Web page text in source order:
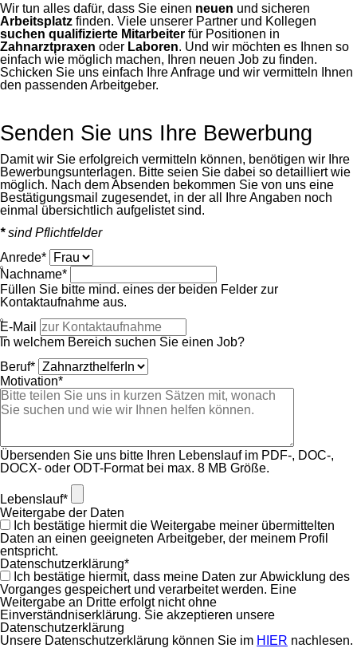
Wir tun alles dafür, dass Sie einen neuen und sicheren
Arbeitsplatz finden. Viele unserer Partner und Kollegen
suchen qualifizierte Mitarbeiter für Positionen in
Zahnarztpraxen oder Laboren. Und wir möchten es Ihnen so
einfach wie möglich machen, Ihren neuen Job zu finden.
Schicken Sie uns einfach Ihre Anfrage und wir vermitteln Ihnen
den passenden Arbeitgeber.
Senden Sie uns Ihre Bewerbung
Damit wir Sie erfolgreich vermitteln können, benötigen wir Ihre
Bewerbungsunterlagen. Bitte seien Sie dabei so detailliert wie
möglich. Nach dem Absenden bekommen Sie von uns eine
Bestätigungsmail zugesendet, in der all Ihre Angaben noch
einmal übersichtlich aufgelistet sind.
*sind Pflichtfelder
Pflichtfeld
Anrede*
Pflichtfeld
Nachname*
Füllen Sie bitte mind. eines der beiden Felder zur
Kontaktaufnahme aus.
E-Mail
In welchem Bereich suchen Sie einen Job?
Pflichtfeld
Beruf*
Pflichtfeld
Motivation*
Übersenden Sie uns bitte Ihren Lebenslauf im PDF-, DOC-,
DOCX- oder ODT-Format bei max. 8 MB Größe.
Lebenslauf*
Weitergabe der Daten
Ich bestätige hiermit die Weitergabe meiner übermittelten
Daten an einen geeigneten Arbeitgeber, der meinem Profil
entspricht.
Pflichtfeld
Datenschutzerklärung*
Ich bestätige hiermit, dass meine Daten zur Abwicklung des
Vorganges gespeichert und verarbeitet werden. Eine
Weitergabe an Dritte erfolgt nicht ohne
Einverständniserklärung. Sie akzeptieren unsere
Datenschutzerklärung
Unsere Datenschutzerklärung können Sie im HIER nachlesen.